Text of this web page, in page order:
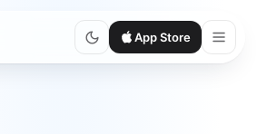
App Store